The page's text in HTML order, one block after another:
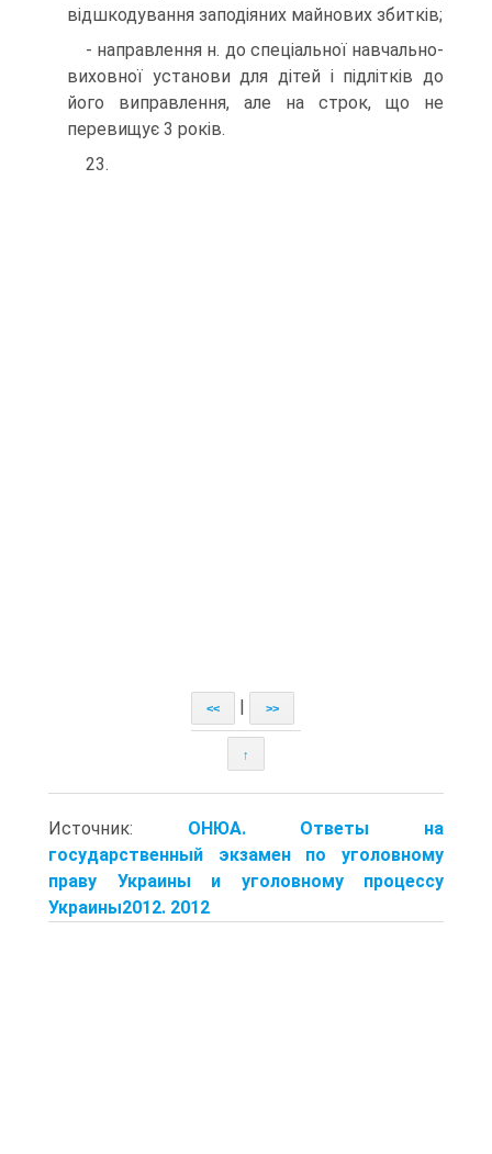
відшкодування заподіяних майнових збитків;
- направлення н. до спеціальної навчально-
виховної установи для дітей і підлітків до
його виправлення, але на строк, що не
перевищує 3 років.
23.
<< >>
↑
Источник: ОНЮА. Ответы на
государственный экзамен по уголовному
праву Украины и уголовному процессу
Украины2012. 2012